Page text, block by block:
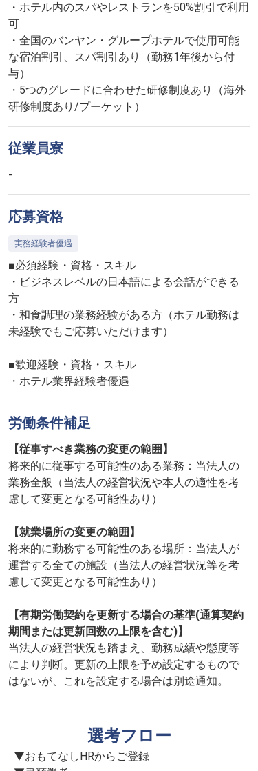
・ホテル内のスパやレストランを50%割引で利用
可
・全国のバンヤン・グループホテルで使用可能
な宿泊割引、スパ割引あり（勤務1年後から付
与）
・5つのグレードに合わせた研修制度あり（海外
研修制度あり/プーケット）
従業員寮
-
応募資格
実務経験者優遇
■必須経験・資格・スキル
・ビジネスレベルの日本語による会話ができる
方
・和食調理の業務経験がある方（ホテル勤務は
未経験でもご応募いただけます）
■歓迎経験・資格・スキル
・ホテル業界経験者優遇
労働条件補足
【従事すべき業務の変更の範囲】
将来的に従事する可能性のある業務：当法人の
業務全般（当法人の経営状況や本人の適性を考
慮して変更となる可能性あり）
【就業場所の変更の範囲】
将来的に勤務する可能性のある場所：当法人が
運営する全ての施設（当法人の経営状況等を考
慮して変更となる可能性あり）
【有期労働契約を更新する場合の基準(通算契約
期間または更新回数の上限を含む)】
当法人の経営状況も踏まえ、勤務成績や態度等
により判断。更新の上限を予め設定するもので
はないが、これを設定する場合は別途通知。
選考フロー
▼おもてなしHRからご登録